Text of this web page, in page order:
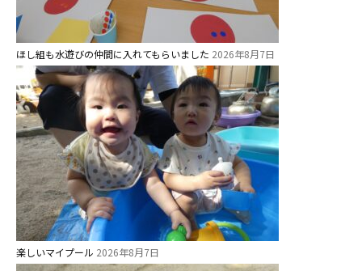
ほし組も水遊びの仲間に入れてもらいました 2026年8月7日
楽しいマイプール 2026年8月7日